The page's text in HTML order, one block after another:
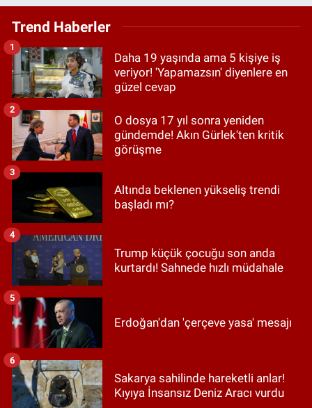
Trend Haberler
Daha 19 yaşında ama 5 kişiye iş
veriyor! 'Yapamazsın' diyenlere en
güzel cevap
1
O dosya 17 yıl sonra yeniden
gündemde! Akın Gürlek'ten kritik
görüşme
2
Altında beklenen yükseliş trendi
başladı mı?
3
Trump küçük çocuğu son anda
kurtardı! Sahnede hızlı müdahale
4
Erdoğan'dan 'çerçeve yasa' mesajı
5
Sakarya sahilinde hareketli anlar!
Kıyıya İnsansız Deniz Aracı vurdu
6